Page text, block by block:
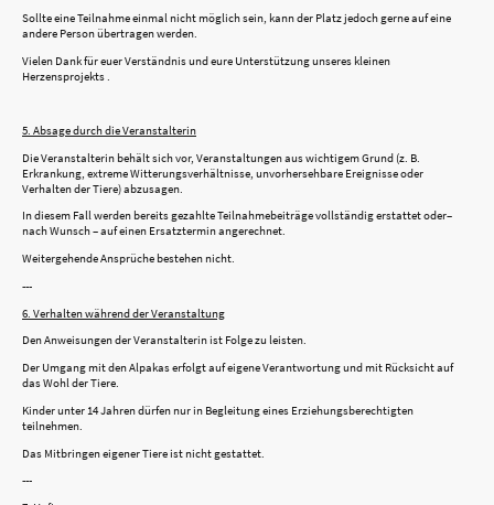
Sollte eine Teilnahme einmal nicht möglich sein, kann der Platz jedoch gerne auf eine
andere Person übertragen werden.
Vielen Dank für euer Verständnis und eure Unterstützung unseres kleinen
Herzensprojekts .
5. Absage durch die Veranstalterin
Die Veranstalterin behält sich vor, Veranstaltungen aus wichtigem Grund (z. B.
Erkrankung, extreme Witterungsverhältnisse, unvorhersehbare Ereignisse oder
Verhalten der Tiere) abzusagen.
In diesem Fall werden bereits gezahlte Teilnahmebeiträge vollständig erstattet oder–
nach Wunsch – auf einen Ersatztermin angerechnet.
Weitergehende Ansprüche bestehen nicht.
---
6. Verhalten während der Veranstaltung
Den Anweisungen der Veranstalterin ist Folge zu leisten.
Der Umgang mit den Alpakas erfolgt auf eigene Verantwortung und mit Rücksicht auf
das Wohl der Tiere.
Kinder unter 14 Jahren dürfen nur in Begleitung eines Erziehungsberechtigten
teilnehmen.
Das Mitbringen eigener Tiere ist nicht gestattet.
---